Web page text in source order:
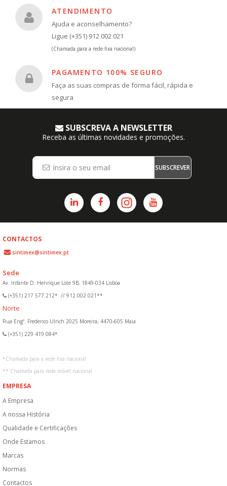
ATENDIMENTO
Ajuda e aconselhamento?
Ligue (+351) 912 002 021
(Chamada para a rede fixa nacional)
PAGAMENTO 100% SEGURO
Faça as suas compras de forma fácil, rápida e
segura
SUBSCREVA A NEWSLETTER
Receba as últimas novidades e promoções.
SUBSCREVER
CONTACTOS
sintimex@sintimex.pt
Sede
Av. Infante D. Henrique Lote 9B, 1849-034 Lisboa
(+351) 217 577 212* // 912 002 021**
Norte
Rua Engº. Frederico Ulrich 2025 Moreira, 4470-605 Maia
(+351) 229 419 084*
*Chamada para a rede fixa nacional
** Chamada para rede móvel nacional
EMPRESA
A Empresa
A nossa História
Qualidade e Certificações
Onde Estamos
Marcas
Normas
Contactos